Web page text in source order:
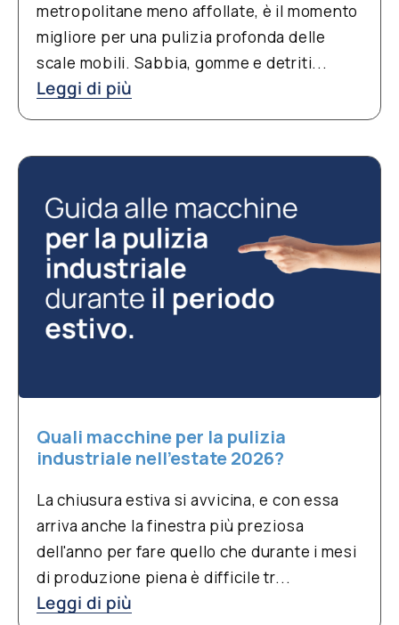
metropolitane meno affollate, è il momento
migliore per una pulizia profonda delle
scale mobili. Sabbia, gomme e detriti...
Leggi di più
Quali macchine per la pulizia
industriale nell’estate 2026?
La chiusura estiva si avvicina, e con essa
arriva anche la finestra più preziosa
dell'anno per fare quello che durante i mesi
di produzione piena è difficile tr...
Leggi di più